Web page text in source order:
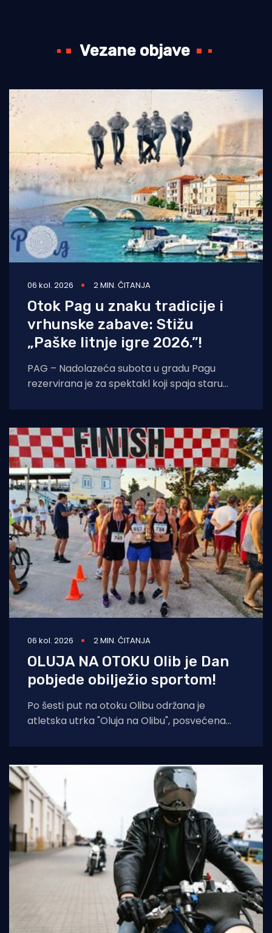
Vezane objave
06 kol. 2026 2 MIN. ČITANJA
Otok Pag u znaku tradicije i
vrhunske zabave: Stižu
„Paške litnje igre 2026.”!
PAG – Nadolazeća subota u gradu Pagu
rezervirana je za spektakl koji spaja staru
06 kol. 2026 2 MIN. ČITANJA
OLUJA NA OTOKU Olib je Dan
pobjede obilježio sportom!
Po šesti put na otoku Olibu održana je
atletska utrka "Oluja na Olibu", posvećena